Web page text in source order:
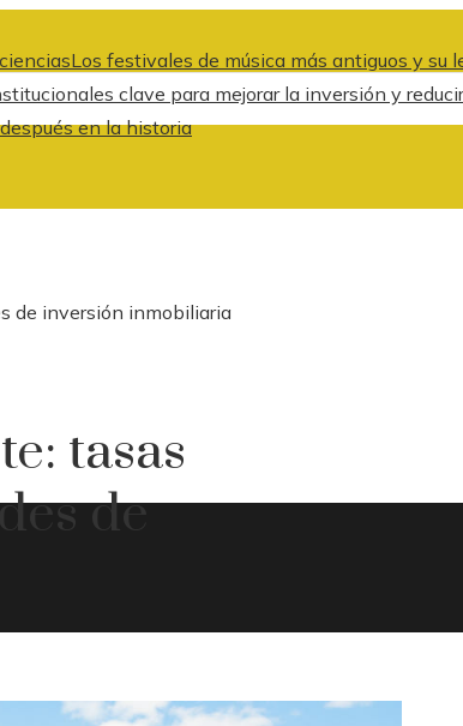
Los festivales de música más antiguos y su
clave para mejorar la inversión y
en la historia
de inversión inmobiliaria
tasas
de